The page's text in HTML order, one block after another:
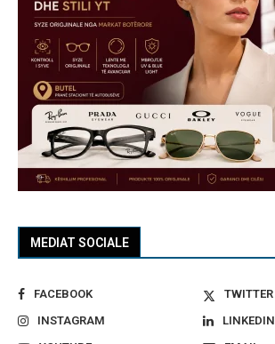
MEDIAT SOCIALE
FACEBOOK
TWITTER
INSTAGRAM
LINKEDIN